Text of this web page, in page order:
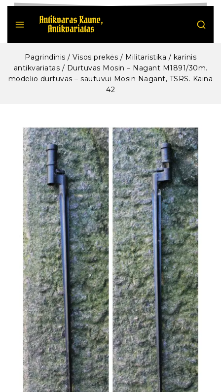
Pagrindinis / Visos prekės / Militaristika / karinis
antikvariatas / Durtuvas Mosin – Nagant M1891/30m.
modelio durtuvas – sautuvui Mosin Nagant, TSRS. Kaina
42